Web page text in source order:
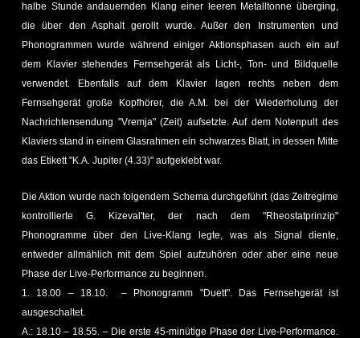
halbe Stunde andauernden Klang einer leeren Metalltonne überging,
die über den Asphalt gerollt wurde. Außer den Instrumenten und
Phonogrammen wurde während einiger Aktionsphasen auch ein auf
dem Klavier stehendes Fernsehgerät als Licht-, Ton- und Bildquelle
verwendet. Ebenfalls auf dem Klavier lagen rechts neben dem
Fernsehgerät große Kopfhörer, die A.M. bei der Wiederholung der
Nachrichtensendung "Vremja" (Zeit) aufsetzte. Auf dem Notenpult des
Klaviers stand in einem Glasrahmen ein schwarzes Blatt, in dessen Mitte
das Etikett "K.A. Jupiter (4.33)" aufgeklebt war.
Die Aktion wurde nach folgendem Schema durchgeführt (das Zeitregime
kontrollierte G. Kizeval'ter, der nach dem "Rheostatprinzip"
Phonogramme über den Live-Klang legte, was als Signal diente,
entweder allmählich mit dem Spiel aufzuhören oder aber eine neue
Phase der Live-Performance zu beginnen.
1. 18.00 – 18.10. – Phonogramm "Duett". Das Fernsehgerät ist
ausgeschaltet.
A.: 18.10 – 18.55. – Die erste 45-minütige Phase der Live-Performance.